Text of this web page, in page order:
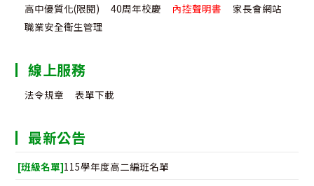
高中優質化(限閱)
40周年校慶 內控聲明書
家長會網站
職業安全衛生管理
線上服務
法令規章 表單下載
最新公告
[班級名單]115學年度高二編班名單